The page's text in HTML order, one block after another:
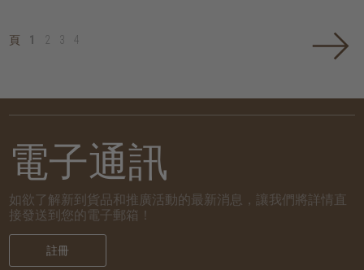
頁 1 2 3 4
電子通訊
如欲了解新到貨品和推廣活動的最新消息，讓我們將詳情直
接發送到您的電子郵箱！
註冊